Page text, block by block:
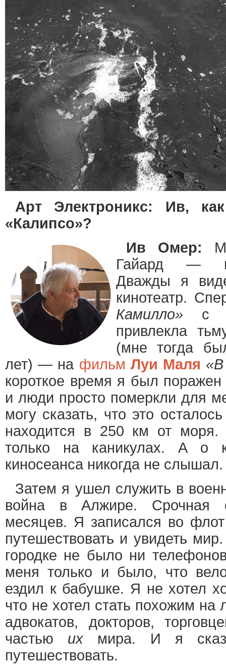
Арт Электроникс: Ив,
«Калипсо»?
Ив Омер:
Гайард —
Дважды я
кинотеатр.
Камилло»
привлекла
(мне тогда
лет) — на фильм Луи Маля
короткое время я был
и люди просто померкли для
могу сказать, что это
находится в 250 км от
только на каникулах. А о
киносеанса никогда не слышал.
Затем я ушел служить в
война в Алжире. Срочная
месяцев. Я записался во
путешествовать и увидеть
городке не было ни
меня только и было, что
ездил к бабушке. Я не хотел
что не хотел стать похожим на
адвокатов, докторов,
частью их мира. И я
путешествовать.